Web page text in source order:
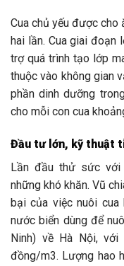
Cua chủ yếu được cho
hai lần. Cua giai đoạn
trợ quá trình tạo lớp
thuộc vào không gian
phần dinh dưỡng
cho mỗi con cua
Đầu tư lớn, kỹ thuật
Lần đầu thử sức với
những khó khăn. Vũ
bại của việc nuôi cua
nước biển dùng để
Ninh) về Hà Nội,
đồng/m3. Lượng hao